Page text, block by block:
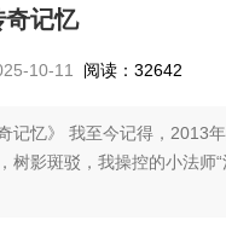
奇记忆
10-11 阅读：32642
记忆》 我至今记得，
树影斑驳，我操控的小法